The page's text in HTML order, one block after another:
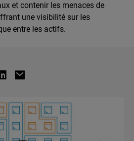
et contenir les menaces de
une visibilité sur les
entre les actifs.